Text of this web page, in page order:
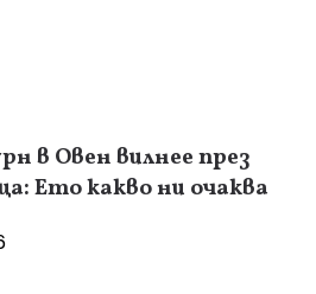
в Овен вилнее през
Ето какво ни очаква